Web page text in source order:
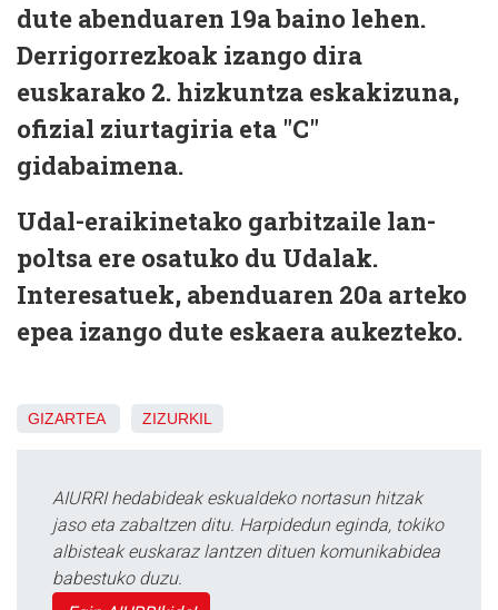
dute abenduaren 19a baino lehen.
Derrigorrezkoak izango dira
euskarako 2. hizkuntza eskakizuna,
ofizial ziurtagiria eta "C"
gidabaimena.
Udal-eraikinetako garbitzaile lan-
poltsa ere osatuko du Udalak.
Interesatuek, abenduaren 20a arteko
epea izango dute eskaera aukezteko.
GIZARTEA ZIZURKIL
AIURRI hedabideak eskualdeko nortasun hitzak
jaso eta zabaltzen ditu. Harpidedun eginda, tokiko
albisteak euskaraz lantzen dituen komunikabidea
babestuko duzu.